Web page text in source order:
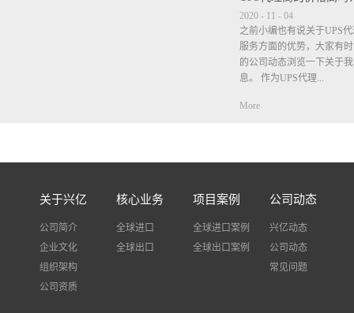
2020 - 11 - 04
之前小编也有说关于UPS
服务方面的优势，大家有
的公司动态浏览一下关于
息。 作为UPS代理...
个税金是客户需自觉承担
进口税费，我司只是垫付.
自己去查件出现问题很多
事，而我司不需要客户自
More
关于兴亿
公司简介
企业文化
组织架构
公司资质
核心业务
全球进口
全球出口
项目案例
全球进口案例
全球出口案例
公司动态
兴亿动态
公司动态
常见问题